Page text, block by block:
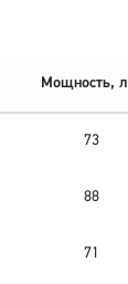
Мощность,
73
88
71